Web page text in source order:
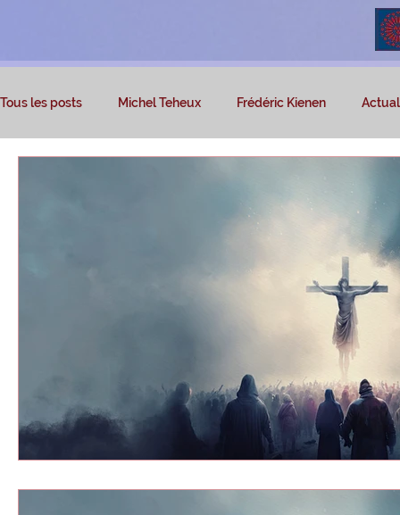
Tous les posts Michel Teheux Frédéric Kienen